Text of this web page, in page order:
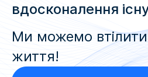
вдосконалення
Ми можемо втілити
життя!